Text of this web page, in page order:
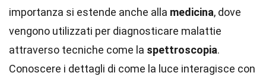
importanza si estende anche alla medicina, dove
vengono utilizzati per diagnosticare malattie
attraverso tecniche come la spettroscopia.
Conoscere i dettagli di come la luce interagisce con